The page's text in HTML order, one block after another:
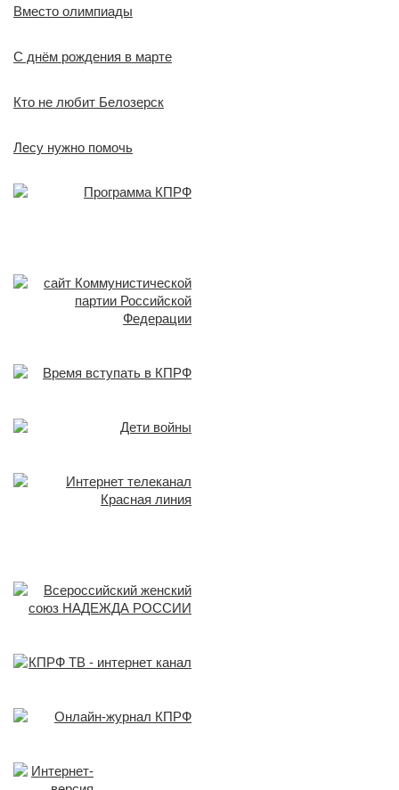
Вместо олимпиады
С днём рождения в марте
Кто не любит Белозерск
Лесу нужно помочь